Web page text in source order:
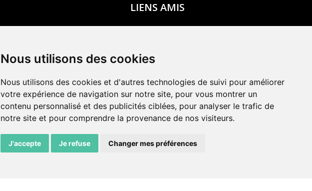
Nous utilisons des cookies
Nous utilisons des cookies et d'autres technologies de suivi pour améliorer
votre expérience de navigation sur notre site, pour vous montrer un
contenu personnalisé et des publicités ciblées, pour analyser le trafic de
notre site et pour comprendre la provenance de nos visiteurs.
J'accepte Je refuse Changer mes préférences
LIENS AMIS